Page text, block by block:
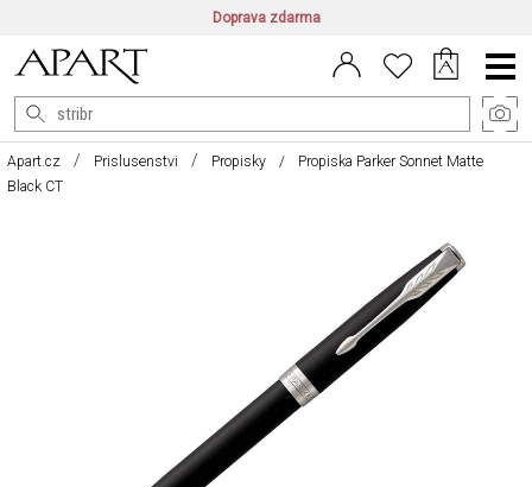
Doprava zdarma
CZ/CZK | EN/EUR PL/PLN
Main
Menu
Apart.cz Prislusenstvi Propisky
Propiska Parker Sonnet Matte
Black CT